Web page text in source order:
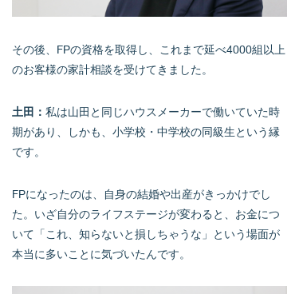
その後、FPの資格を取得し、これまで延べ4000組以上
のお客様の家計相談を受けてきました。
土田： 私は山田と同じハウスメーカーで働いていた時
期があり、しかも、小学校・中学校の同級生という縁
です。
FPになったのは、自身の結婚や出産がきっかけでし
た。いざ自分のライフステージが変わると、お金につ
いて「これ、知らないと損しちゃうな」という場面が
本当に多いことに気づいたんです。